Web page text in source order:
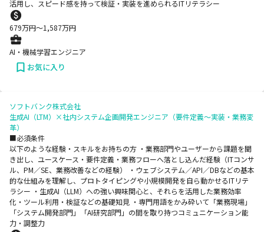
活用し、スピード感を持って検証・実装を進められるITリテラシー
679万円〜1,587万円
AI・機械学習エンジニア
お気に入り
ソフトバンク株式会社
生成AI（LTM）×社内システム企画開発エンジニア（要件定義～実装・業務変
革）
■必須条件
以下のような経験・スキルをお持ちの方 ・業務部門やユーザーから課題を聞
き出し、ユースケース・要件定義・業務フローへ落とし込んだ経験（ITコンサ
ル、PM／SE、業務改善などの経験） ・ウェブシステム／API／DBなどの基本
的な仕組みを理解し、プロトタイピングや小規模開発を自ら動かせるITリテ
ラシー ・生成AI（LLM）への強い興味関心と、それらを活用した業務効率
化・ツール利用・検証などの基礎知見 ・専門用語をかみ砕いて「業務現場」
「システム開発部門」「AI研究部門」の間を取り持つコミュニケーション能
力・調整力